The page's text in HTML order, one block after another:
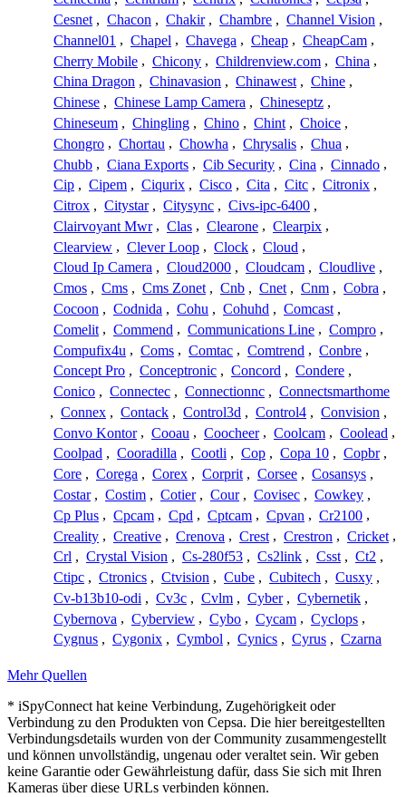
Cesnet , Chacon , Chakir , Chambre , Channel Vision ,
Channel01 , Chapel , Chavega , Cheap , CheapCam ,
Cherry Mobile , Chicony , Childrenview.com , China ,
China Dragon , Chinavasion , Chinawest , Chine ,
Chinese , Chinese Lamp Camera , Chineseptz ,
Chineseum , Chingling , Chino , Chint , Choice ,
Chongro , Chortau , Chowha , Chrysalis , Chua ,
Chubb , Ciana Exports , Cib Security , Cina , Cinnado ,
Cip , Cipem , Ciqurix , Cisco , Cita , Citc , Citronix ,
Citrox , Citystar , Citysync , Civs-ipc-6400 ,
Clairvoyant Mwr , Clas , Clearone , Clearpix ,
Clearview , Clever Loop , Clock , Cloud ,
Cloud Ip Camera , Cloud2000 , Cloudcam , Cloudlive ,
Cmos , Cms , Cms Zonet , Cnb , Cnet , Cnm , Cobra ,
Cocoon , Codnida , Cohu , Cohuhd , Comcast ,
Comelit , Commend , Communications Line , Compro ,
Compufix4u , Coms , Comtac , Comtrend , Conbre ,
Concept Pro , Conceptronic , Concord , Condere ,
Conico , Connectec , Connectionnc , Connectsmarthome
, Connex , Contack , Control3d , Control4 , Convision ,
Convo Kontor , Cooau , Coocheer , Coolcam , Coolead ,
Coolpad , Cooradilla , Cootli , Cop , Copa 10 , Copbr ,
Core , Corega , Corex , Corprit , Corsee , Cosansys ,
Costar , Costim , Cotier , Cour , Covisec , Cowkey ,
Cp Plus , Cpcam , Cpd , Cptcam , Cpvan , Cr2100 ,
Creality , Creative , Crenova , Crest , Crestron , Cricket ,
Crl , Crystal Vision , Cs-280f53 , Cs2link , Csst , Ct2 ,
Ctipc , Ctronics , Ctvision , Cube , Cubitech , Cusxy ,
Cv-b13b10-odi , Cv3c , Cvlm , Cyber , Cybernetik ,
Cybernova , Cyberview , Cybo , Cycam , Cyclops ,
Cygnus , Cygonix , Cymbol , Cynics , Cyrus , Czarna
Mehr Quellen
* iSpyConnect hat keine Verbindung, Zugehörigkeit oder
Verbindung zu den Produkten von Cepsa. Die hier bereitgestellten
Verbindungsdetails wurden von der Community zusammengestellt
und können unvollständig, ungenau oder veraltet sein. Wir geben
keine Garantie oder Gewährleistung dafür, dass Sie sich mit Ihren
Kameras über diese URLs verbinden können.